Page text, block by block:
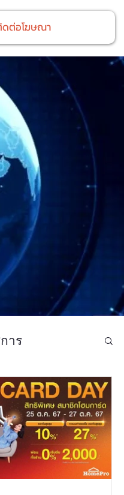
ต่อโฆษณา
าร
เทิง